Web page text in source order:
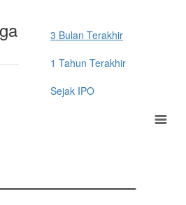
3 Bulan Terakhir
1 Tahun Terakhir
Sejak IPO